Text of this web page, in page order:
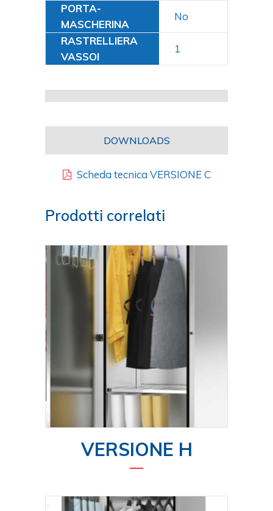
PORTA-
MASCHERINA
No
RASTRELLIERA
VASSOI
1
DOWNLOADS
Scheda tecnica VERSIONE C
Prodotti correlati
VERSIONE H